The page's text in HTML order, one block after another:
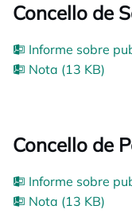
Concello de
Informe sobre
Nota (13 KB)
Concello de
Informe sobre
Nota (13 KB)